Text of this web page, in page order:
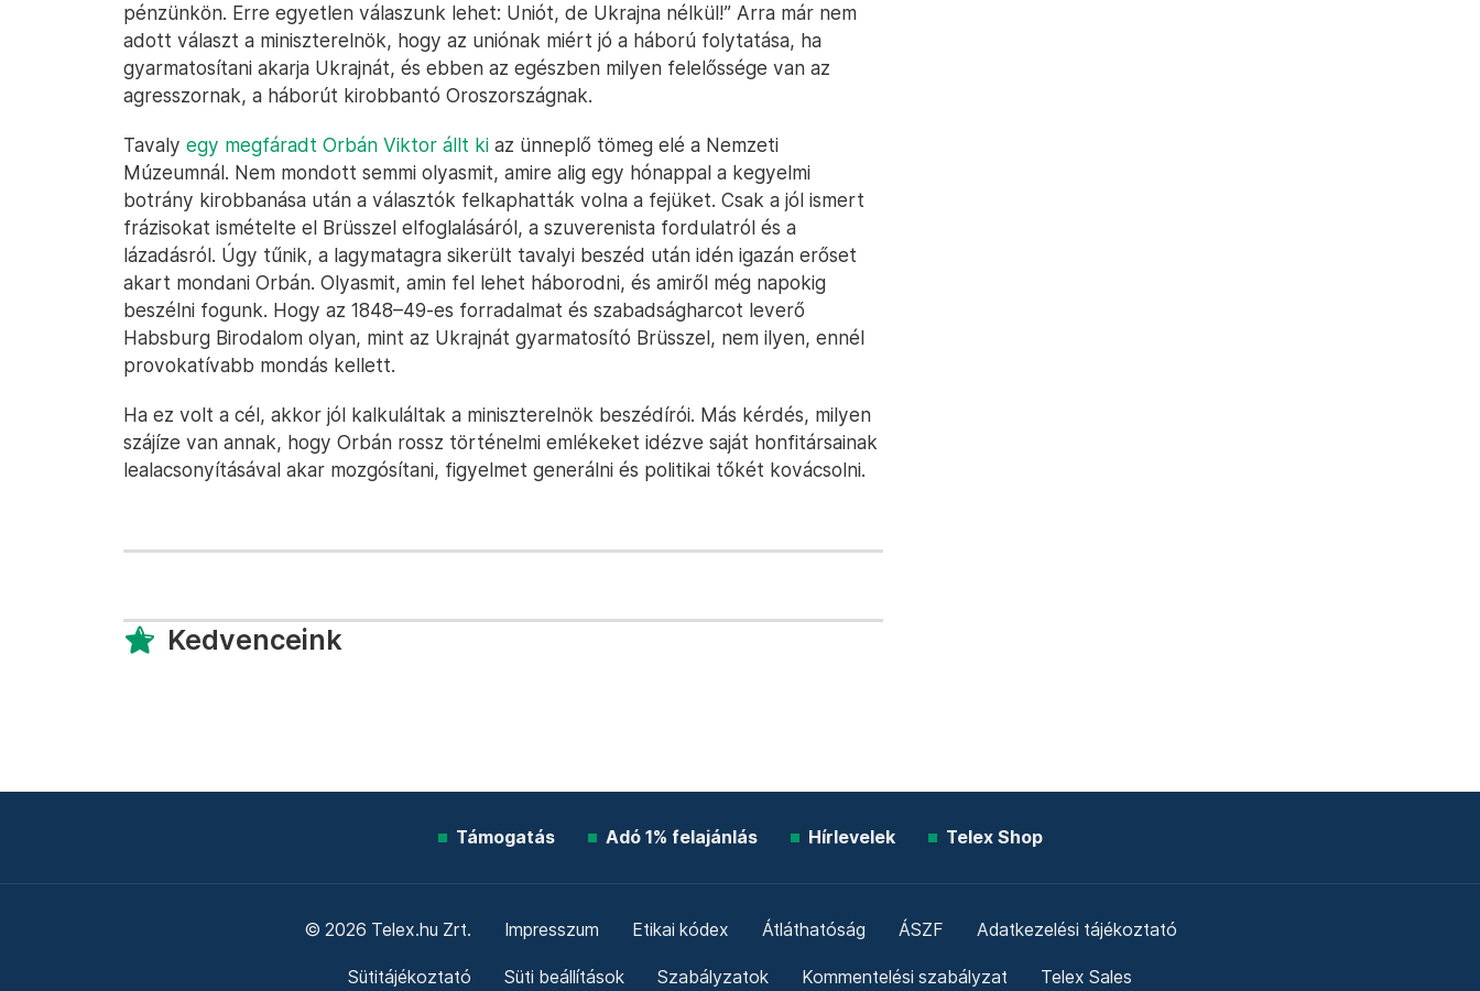
pénzünkön. Erre egyetlen válaszunk lehet: Uniót, de Ukrajna nélkül!” Arra már nem
adott választ a miniszterelnök, hogy az uniónak miért jó a háború folytatása, ha
gyarmatosítani akarja Ukrajnát, és ebben az egészben milyen felelőssége van az
agresszornak, a háborút kirobbantó Oroszországnak.
Tavaly egy megfáradt Orbán Viktor állt ki az ünneplő tömeg elé a Nemzeti
Múzeumnál. Nem mondott semmi olyasmit, amire alig egy hónappal a kegyelmi
botrány kirobbanása után a választók felkaphatták volna a fejüket. Csak a jól ismert
frázisokat ismételte el Brüsszel elfoglalásáról, a szuverenista fordulatról és a
lázadásról. Úgy tűnik, a lagymatagra sikerült tavalyi beszéd után idén igazán erőset
akart mondani Orbán. Olyasmit, amin fel lehet háborodni, és amiről még napokig
beszélni fogunk. Hogy az 1848–49-es forradalmat és szabadságharcot leverő
Habsburg Birodalom olyan, mint az Ukrajnát gyarmatosító Brüsszel, nem ilyen, ennél
provokatívabb mondás kellett.
Ha ez volt a cél, akkor jól kalkuláltak a miniszterelnök beszédírói. Más kérdés, milyen
szájíze van annak, hogy Orbán rossz történelmi emlékeket idézve saját honfitársainak
lealacsonyításával akar mozgósítani, figyelmet generálni és politikai tőkét kovácsolni.
Kedvenceink
Támogatás Adó 1% felajánlás Hírlevelek Telex Shop
© 2026 Telex.hu Zrt. Impresszum Etikai kódex Átláthatóság ÁSZF Adatkezelési tájékoztató
Sütitájékoztató Süti beállítások Szabályzatok Kommentelési szabályzat Telex Sales